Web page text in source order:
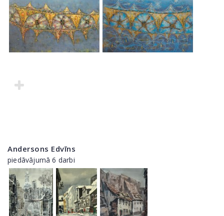
Andersons Edvīns
piedāvājumā 6 darbi